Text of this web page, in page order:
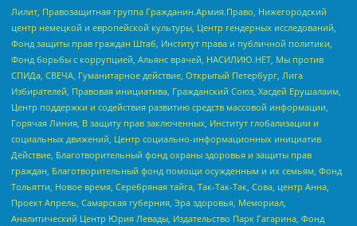
Лилит, Правозащитная группа Гражданин.Армия.Право, Нижегородский
центр немецкой и европейской культуры, Центр гендерных исследований,
Фонд защиты прав граждан Штаб, Институт права и публичной политики,
Фонд борьбы с коррупцией, Альянс врачей, НАСИЛИЮ.НЕТ, Мы против
СПИДа, СВЕЧА, Гуманитарное действие, Открытый Петербург, Лига
Избирателей, Правовая инициатива, Гражданский Союз, Хасдей Ерушалаим,
Центр поддержки и содействия развитию средств массовой информации,
Горячая Линия, В защиту прав заключенных, Институт глобализации и
социальных движений, Центр социально-информационных инициатив
Действие, Благотворительный фонд охраны здоровья и защиты прав
граждан, Благотворительный фонд помощи осужденным и их семьям, Фонд
Тольятти, Новое время, Серебряная тайга, Так-Так-Так, Сова, центр Анна,
Проект Апрель, Самарская губерния, Эра здоровья, Мемориал,
Аналитический Центр Юрия Левады, Издательство Парк Гагарина, Фонд